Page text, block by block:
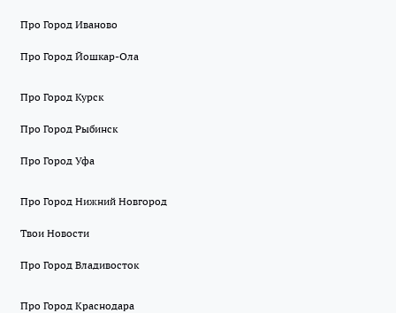
Про Город Иваново
Про Город Йошкар-Ола
Про Город Курск
Про Город Рыбинск
Про Город Уфа
Про Город Нижний Новгород
Твои Новости
Про Город Владивосток
Про Город Краснодара